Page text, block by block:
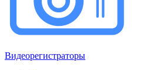
Видеорегистраторы